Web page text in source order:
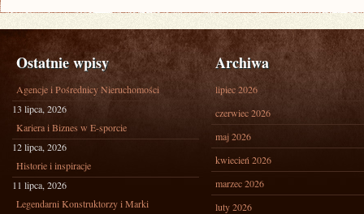
Ostatnie wpisy
Agencje i Pośrednicy Nieruchomości
13 lipca, 2026
Kariera i Biznes w E-sporcie
12 lipca, 2026
Historie i inspiracje
11 lipca, 2026
Legendarni Konstruktorzy i Marki
Archiwa
lipiec 2026
czerwiec 2026
maj 2026
kwiecień 2026
marzec 2026
luty 2026